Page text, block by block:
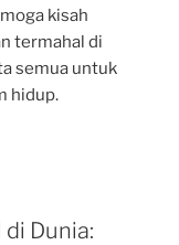
kisah
termahal di
semua untuk
hidup.
Dunia: